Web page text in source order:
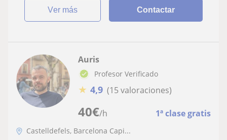
ver más Contactar
40€/h 1ª clase gratis
Auris
Profesor Verificado
★ 4,9 (15 valoraciones)
Castelldefels, Barcelona Capi...